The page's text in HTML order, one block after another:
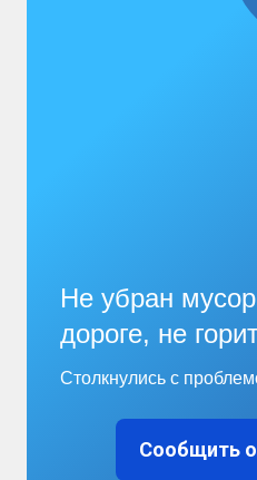
Не убран
дороге, не
Столкнулись с
Сообщить